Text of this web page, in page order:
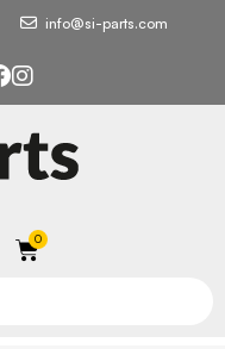
info@si-parts.com